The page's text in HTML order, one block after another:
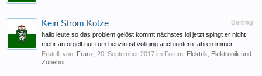
Beitrag
Kein Strom Kotze
hallo leute so das problem gelöst kommt nächstes lol jetzt spingt er nicht
mehr an orgelt nur rum benzin ist vollging auch untern fahren immer...
Erstellt von: Franz 20. September 2017 im Forum: Elektrik, Elektronik und
Zubehör